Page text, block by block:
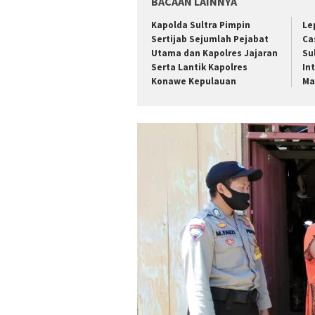
Kapolda Sultra Pimpin
Sertijab Sejumlah Pejabat
Utama dan Kapolres Jajaran
Serta Lantik Kapolres
Konawe Kepulauan